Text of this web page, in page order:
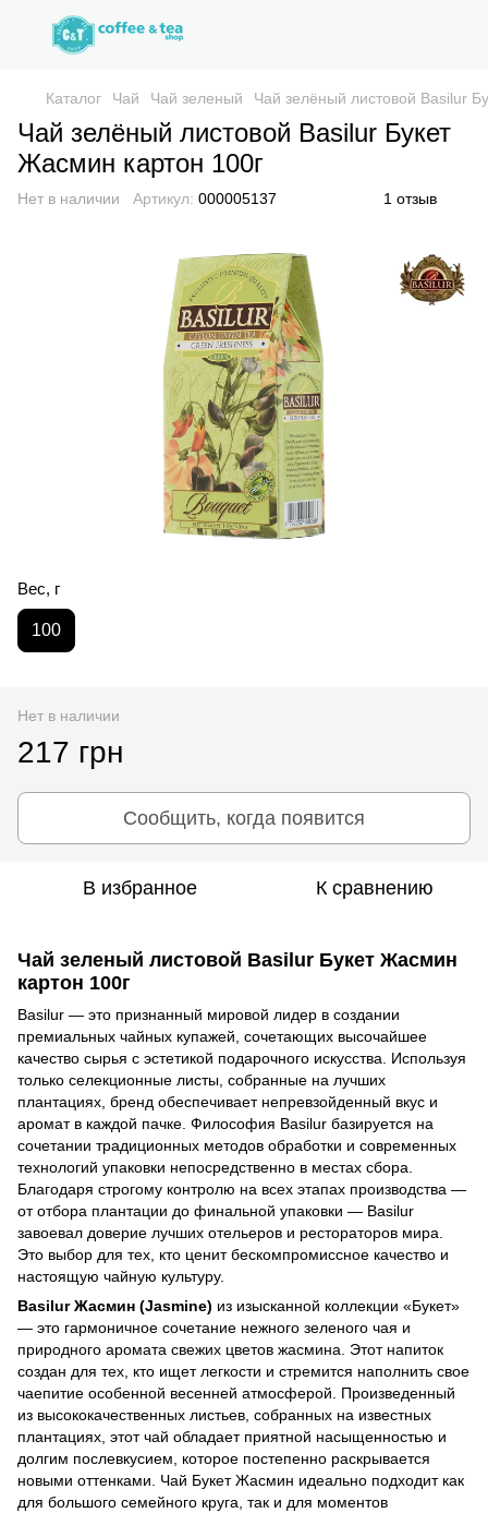
Каталог Чай Чай зеленый Чай зелёный листовой Basilur
Чай зелёный листовой Basilur Букет
Жасмин картон 100г
Нет в наличии Артикул: 000005137 1 отзыв
Вес, г
100
Нет в наличии
217 грн
Сообщить, когда появится
В избранное К сравнению
Чай зеленый листовой Basilur Букет Жасмин
картон 100г
Basilur — это признанный мировой лидер в создании
премиальных чайных купажей, сочетающих высочайшее
качество сырья с эстетикой подарочного искусства. Используя
только селекционные листы, собранные на лучших
плантациях, бренд обеспечивает непревзойденный вкус и
аромат в каждой пачке. Философия Basilur базируется на
сочетании традиционных методов обработки и современных
технологий упаковки непосредственно в местах сбора.
Благодаря строгому контролю на всех этапах производства —
от отбора плантации до финальной упаковки — Basilur
завоевал доверие лучших отельеров и рестораторов мира.
Это выбор для тех, кто ценит бескомпромиссное качество и
настоящую чайную культуру.
Basilur Жасмин (Jasmine) из изысканной коллекции «Букет»
— это гармоничное сочетание нежного зеленого чая и
природного аромата свежих цветов жасмина. Этот напиток
создан для тех, кто ищет легкости и стремится наполнить свое
чаепитие особенной весенней атмосферой. Произведенный
из высококачественных листьев, собранных на известных
плантациях, этот чай обладает приятной насыщенностью и
долгим послевкусием, которое постепенно раскрывается
новыми оттенками. Чай Букет Жасмин идеально подходит как
для большого семейного круга, так и для моментов